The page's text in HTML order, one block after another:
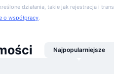
działania, takie jak rejestracja i
o współpracy.
Najpopularniejsze